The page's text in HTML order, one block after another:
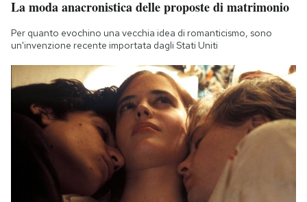
La moda anacronistica delle proposte di matrimonio
Per quanto evochino una vecchia idea di romanticismo, sono
un'invenzione recente importata dagli Stati Uniti